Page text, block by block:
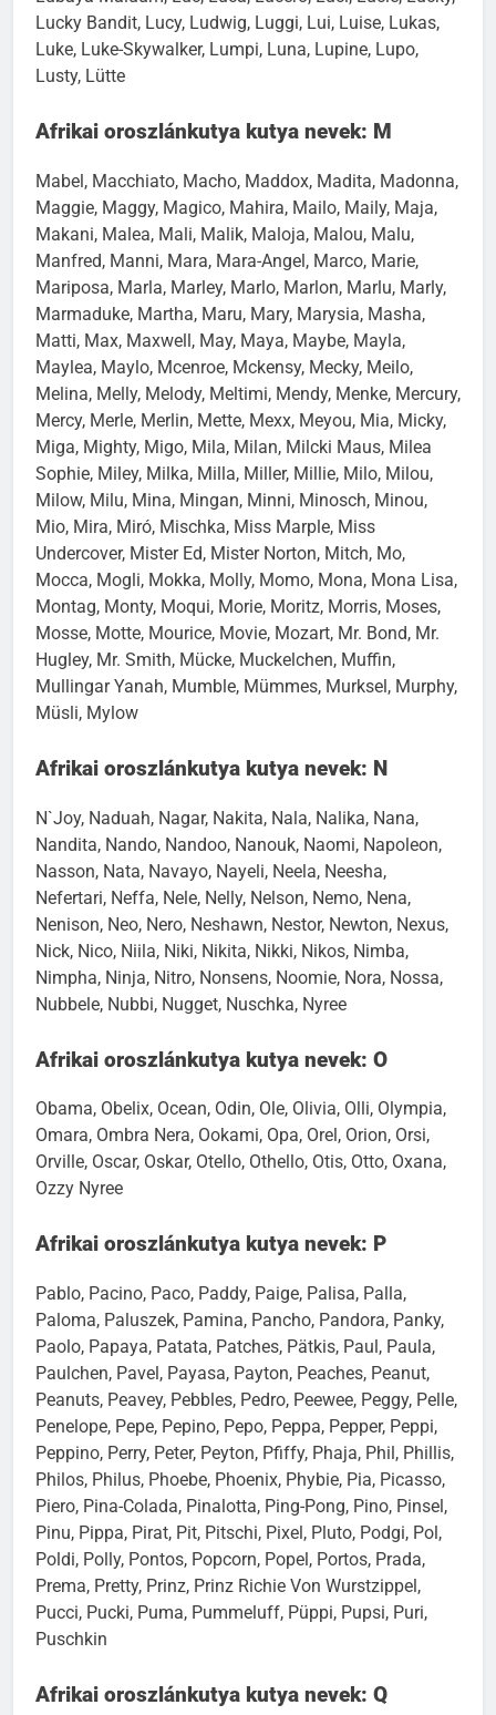
Lucky Bandit, Lucy, Ludwig, Luggi, Lui, Luise, Lukas,
Luke, Luke-Skywalker, Lumpi, Luna, Lupine, Lupo,
Lusty, Lütte
Afrikai oroszlánkutya kutya nevek: M
Mabel, Macchiato, Macho, Maddox, Madita, Madonna,
Maggie, Maggy, Magico, Mahira, Mailo, Maily, Maja,
Makani, Malea, Mali, Malik, Maloja, Malou, Malu,
Manfred, Manni, Mara, Mara-Angel, Marco, Marie,
Mariposa, Marla, Marley, Marlo, Marlon, Marlu, Marly,
Marmaduke, Martha, Maru, Mary, Marysia, Masha,
Matti, Max, Maxwell, May, Maya, Maybe, Mayla,
Maylea, Maylo, Mcenroe, Mckensy, Mecky, Meilo,
Melina, Melly, Melody, Meltimi, Mendy, Menke, Mercury,
Mercy, Merle, Merlin, Mette, Mexx, Meyou, Mia, Micky,
Miga, Mighty, Migo, Mila, Milan, Milcki Maus, Milea
Sophie, Miley, Milka, Milla, Miller, Millie, Milo, Milou,
Milow, Milu, Mina, Mingan, Minni, Minosch, Minou,
Mio, Mira, Miró, Mischka, Miss Marple, Miss
Undercover, Mister Ed, Mister Norton, Mitch, Mo,
Mocca, Mogli, Mokka, Molly, Momo, Mona, Mona Lisa,
Montag, Monty, Moqui, Morie, Moritz, Morris, Moses,
Mosse, Motte, Mourice, Movie, Mozart, Mr. Bond, Mr.
Hugley, Mr. Smith, Mücke, Muckelchen, Muffin,
Mullingar Yanah, Mumble, Mümmes, Murksel, Murphy,
Müsli, Mylow
Afrikai oroszlánkutya kutya nevek: N
N`Joy, Naduah, Nagar, Nakita, Nala, Nalika, Nana,
Nandita, Nando, Nandoo, Nanouk, Naomi, Napoleon,
Nasson, Nata, Navayo, Nayeli, Neela, Neesha,
Nefertari, Neffa, Nele, Nelly, Nelson, Nemo, Nena,
Nenison, Neo, Nero, Neshawn, Nestor, Newton, Nexus,
Nick, Nico, Niila, Niki, Nikita, Nikki, Nikos, Nimba,
Nimpha, Ninja, Nitro, Nonsens, Noomie, Nora, Nossa,
Nubbele, Nubbi, Nugget, Nuschka, Nyree
Afrikai oroszlánkutya kutya nevek: O
Obama, Obelix, Ocean, Odin, Ole, Olivia, Olli, Olympia,
Omara, Ombra Nera, Ookami, Opa, Orel, Orion, Orsi,
Orville, Oscar, Oskar, Otello, Othello, Otis, Otto, Oxana,
Ozzy Nyree
Afrikai oroszlánkutya kutya nevek: P
Pablo, Pacino, Paco, Paddy, Paige, Palisa, Palla,
Paloma, Paluszek, Pamina, Pancho, Pandora, Panky,
Paolo, Papaya, Patata, Patches, Pätkis, Paul, Paula,
Paulchen, Pavel, Payasa, Payton, Peaches, Peanut,
Peanuts, Peavey, Pebbles, Pedro, Peewee, Peggy, Pelle,
Penelope, Pepe, Pepino, Pepo, Peppa, Pepper, Peppi,
Peppino, Perry, Peter, Peyton, Pfiffy, Phaja, Phil, Phillis,
Philos, Philus, Phoebe, Phoenix, Phybie, Pia, Picasso,
Piero, Pina-Colada, Pinalotta, Ping-Pong, Pino, Pinsel,
Pinu, Pippa, Pirat, Pit, Pitschi, Pixel, Pluto, Podgi, Pol,
Poldi, Polly, Pontos, Popcorn, Popel, Portos, Prada,
Prema, Pretty, Prinz, Prinz Richie Von Wurstzippel,
Pucci, Pucki, Puma, Pummeluff, Püppi, Pupsi, Puri,
Puschkin
Afrikai oroszlánkutya kutya nevek: Q